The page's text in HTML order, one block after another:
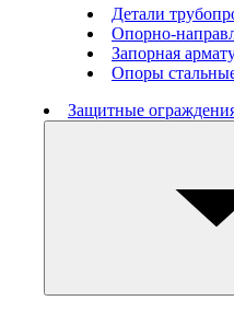
Детали
Опорно-
Запорная
Опоры
Защитные